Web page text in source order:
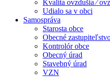
Kvalita ovzdušia ⁄
Udialo sa v obci
Samospráva
Starosta obce
Obecné
Kontrolór obce
Obecný úrad
Stavebný úrad
VZN